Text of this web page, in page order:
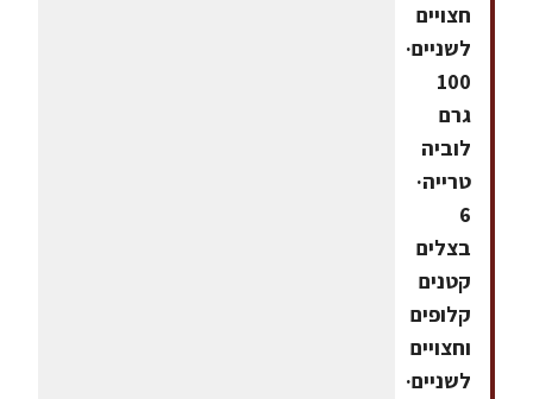
חצויים
לשניים·
100
גרם
לוביה
טרייה·
6
בצלים
קטנים
קלופים
וחצויים
לשניים·